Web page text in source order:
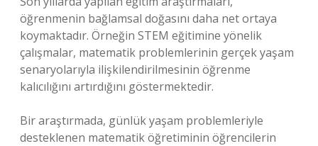
öğrenmenin bağlamsal doğasını daha net ortaya
koymaktadır. Örneğin STEM eğitimine yönelik
çalışmalar, matematik problemlerinin gerçek yaşam
senaryolarıyla ilişkilendirilmesinin öğrenme
kalıcılığını artırdığını göstermektedir.
Bir araştırmada, günlük yaşam problemleriyle
desteklenen matematik öğretiminin öğrencilerin